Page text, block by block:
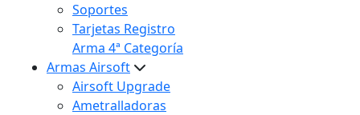
Soportes
Tarjetas Registro
Arma 4ª Categoría
Armas Airsoft
Airsoft Upgrade
Ametralladoras